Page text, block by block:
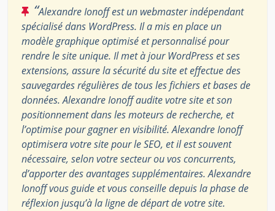
“Alexandre Ionoff est un webmaster indépendant
spécialisé dans WordPress. Il a mis en place un
modèle graphique optimisé et personnalisé pour
rendre le site unique. Il met à jour WordPress et ses
extensions, assure la sécurité du site et effectue des
sauvegardes régulières de tous les fichiers et bases de
données. Alexandre Ionoff audite votre site et son
positionnement dans les moteurs de recherche, et
l’optimise pour gagner en visibilité. Alexandre Ionoff
optimisera votre site pour le SEO, et il est souvent
nécessaire, selon votre secteur ou vos concurrents,
d’apporter des avantages supplémentaires. Alexandre
Ionoff vous guide et vous conseille depuis la phase de
réflexion jusqu’à la ligne de départ de votre site.